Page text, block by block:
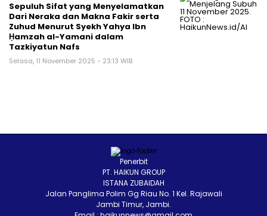
Sepuluh Sifat yang Menyelamatkan
Dari Neraka dan Makna Fakir serta
Zuhud Menurut Syekh Yahya Ibn
Ḥamzah al-Yamani dalam
Tazkiyatun Nafs
Selasa, 11 November 2025 - 23:13 WIB
Penerbit
PT. HAIKUN GROUP
ISTANA ZUBAIDAH
Jalan Panglima Polim Gg Riau No. 1 Kel. Rajawali
Jambi Timur, Jambi.